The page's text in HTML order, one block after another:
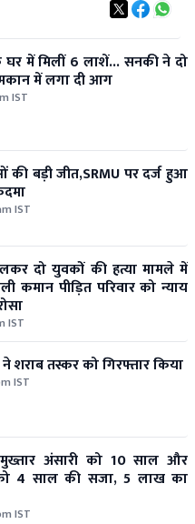
में मिलीं 6 लाशें... सनकी ने दो
में लगा दी आग
IST
की बड़ी जीत,SRMU पर दर्ज हुआ
IST
दो युवकों की हत्या मामले में
कमान पीड़ित परिवार को न्याय
IST
ने शराब तस्कर को गिरफ्तार किया
IST
अंसारी को 10 साल और
4 साल की सजा, 5 लाख का
IST